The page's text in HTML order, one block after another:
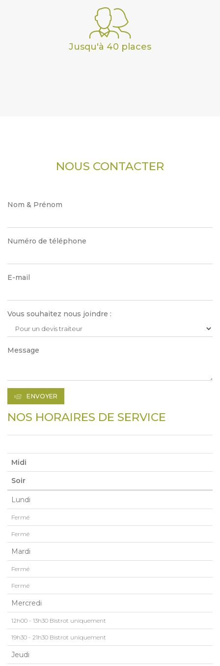
Jusqu'à 40 places
NOUS CONTACTER
Nom & Prénom
Numéro de téléphone
E-mail
Vous souhaitez nous joindre :
Message
ENVOYER
NOS HORAIRES DE SERVICE
Midi
Soir
Lundi
Fermé
Fermé
Mardi
Fermé
Fermé
Mercredi
12h00 - 13h30 Bistrot uniquement
19h30 - 21h30 Bistrot uniquement
Jeudi